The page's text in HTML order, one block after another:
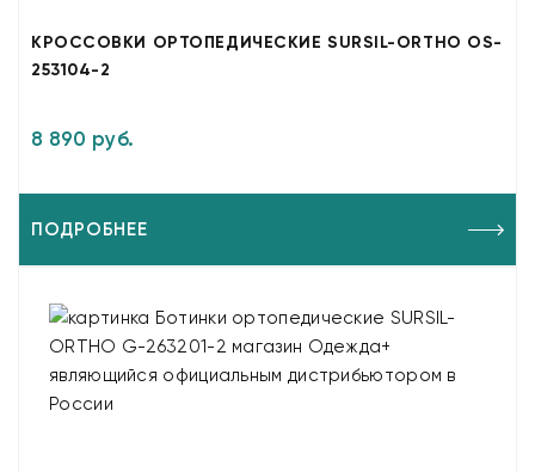
КРОССОВКИ ОРТОПЕДИЧЕСКИЕ SURSIL-ORTHO OS-
253104-2
8 890 руб.
ПОДРОБНЕЕ